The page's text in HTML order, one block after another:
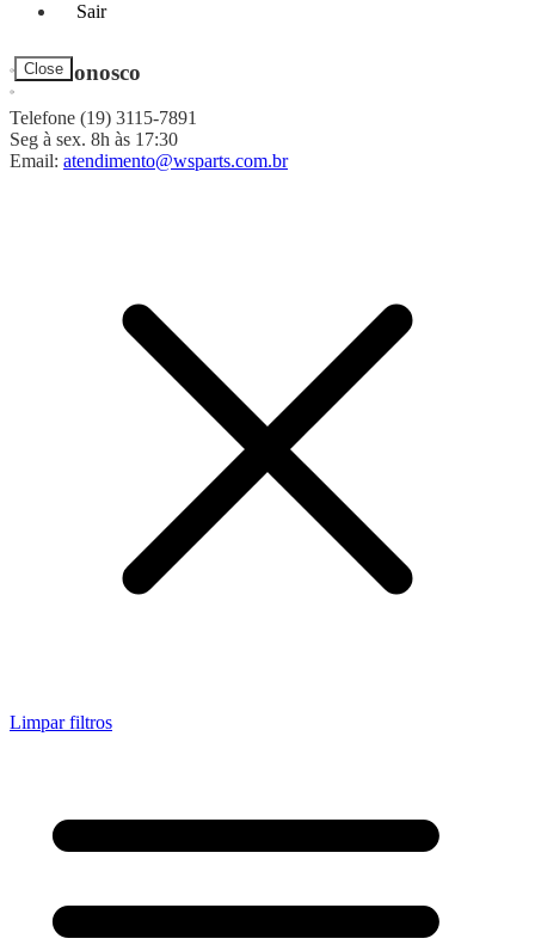
Sair
Close
Fale Conosco
Telefone (19) 3115-7891
Seg à sex. 8h às 17:30
Email: atendimento@wsparts.com.br
Limpar filtros